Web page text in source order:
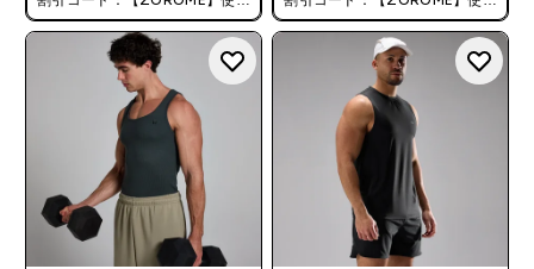
で追加10%オフ！
で追加10%オフ！